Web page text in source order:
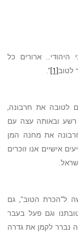
ארורים כל
לטוב[1]
".
לטובה את חרבונה,
רשע ובאותה עצה עם
את מחנה המן
אישיים אנו זוכרים
ל"הכרת הטוב", גם
וגם פעל בעבר
נברר לקמן את גדרה